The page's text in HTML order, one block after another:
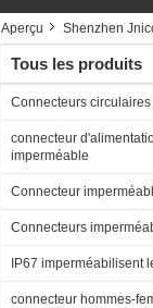
Aperçu Shenzhen
Tous les produits
Connecteurs
connecteur
imperméable
Connecteur
Connecteurs
IP67 imperméabilisent
connecteur hommes-